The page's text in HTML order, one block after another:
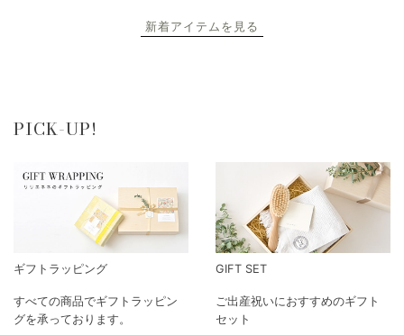
新着アイテムを見る
PICK-UP!
ギフトラッピング
すべての商品でギフトラッピン
グを承っております。
GIFT SET
ご出産祝いにおすすめのギフト
セット